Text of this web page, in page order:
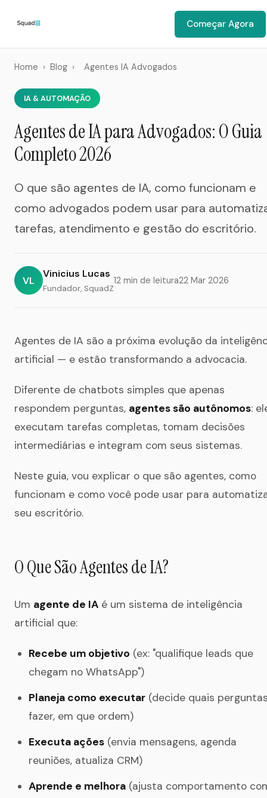
Começar Agora
Home › Blog › Agentes IA Advogados
IA & AUTOMAÇÃO
Agentes de IA para Advogados: O Guia
Completo 2026
O que são agentes de IA, como funcionam e
como advogados podem usar para
tarefas, atendimento e gestão do escritório.
VL
Vinicius Lucas
Fundador, SquadZ
12 min de leitura22 Mar 2026
Agentes de IA são a próxima evolução da
artificial — e estão transformando a advocacia.
Diferente de chatbots simples que apenas
respondem perguntas, agentes são autônomos:
executam tarefas completas, tomam decisões
intermediárias e integram com seus sistemas.
Neste guia, vou explicar o que são agentes, como
funcionam e como você pode usar para
seu escritório.
O Que São Agentes de IA?
Um agente de IA é um sistema de inteligência
artificial que:
Recebe um objetivo (ex: "qualifique leads que
chegam no WhatsApp")
Planeja como executar (decide quais
fazer, em que ordem)
Executa ações (envia mensagens, agenda
reuniões, atualiza CRM)
Aprende e melhora (ajusta comportamento